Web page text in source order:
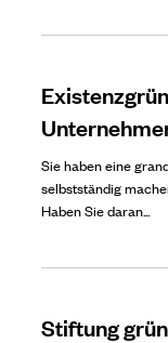
Sie haben eine
selbstständig
Haben Sie daran...
Stiftung